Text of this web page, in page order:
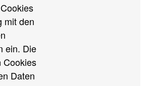
mit den
ein. Die
Cookies
Daten
2026